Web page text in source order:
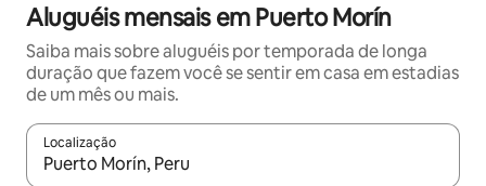
Aluguéis mensais em Puerto Morín
Saiba mais sobre aluguéis por temporada de longa
duração que fazem você se sentir em casa em estadias
de um mês ou mais.
Localização
Quando os resultados estiverem disponíveis, explore-os